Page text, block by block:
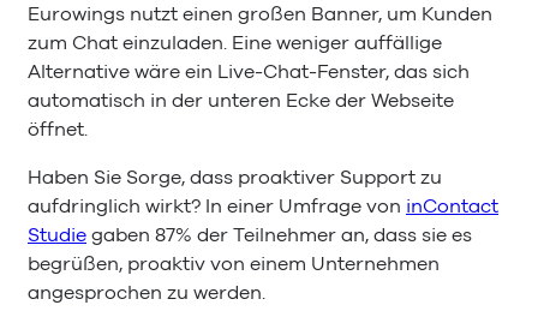
Eurowings nutzt einen großen Banner, um Kunden
zum Chat einzuladen. Eine weniger auffällige
Alternative wäre ein Live-Chat-Fenster, das sich
automatisch in der unteren Ecke der Webseite
öffnet.
Haben Sie Sorge, dass proaktiver Support zu
aufdringlich wirkt? In einer Umfrage von inContact
Studiegaben 87% der Teilnehmer an, dass sie es
begrüßen, proaktiv von einem Unternehmen
angesprochen zu werden.